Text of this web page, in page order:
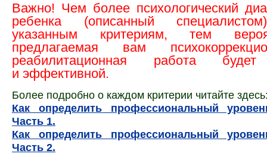
Важно! Чем более психологический
ребенка (описанный
указанным критериям, тем
предлагаемая вам
реабилитационная работа
и эффективной.
Более подробно о каждом критерии читайте
Как определить профессиональный
Часть 1.
Как определить профессиональный
Часть 2.